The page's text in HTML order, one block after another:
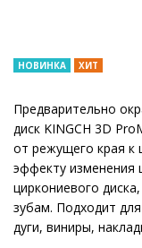
НОВИНКА ХИТ
Предварительно
диск KINGCH 3D
от режущего края к
эффекту изменения
циркониевого
зубам. Подходит
дуги, виниры,